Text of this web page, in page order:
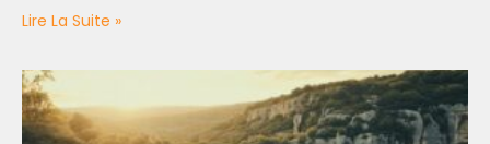
Lire La Suite »